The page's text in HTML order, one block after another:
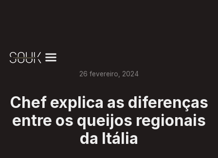
26 fevereiro 2024
Chef explica as diferenças
entre os queijos regionais
da Itália